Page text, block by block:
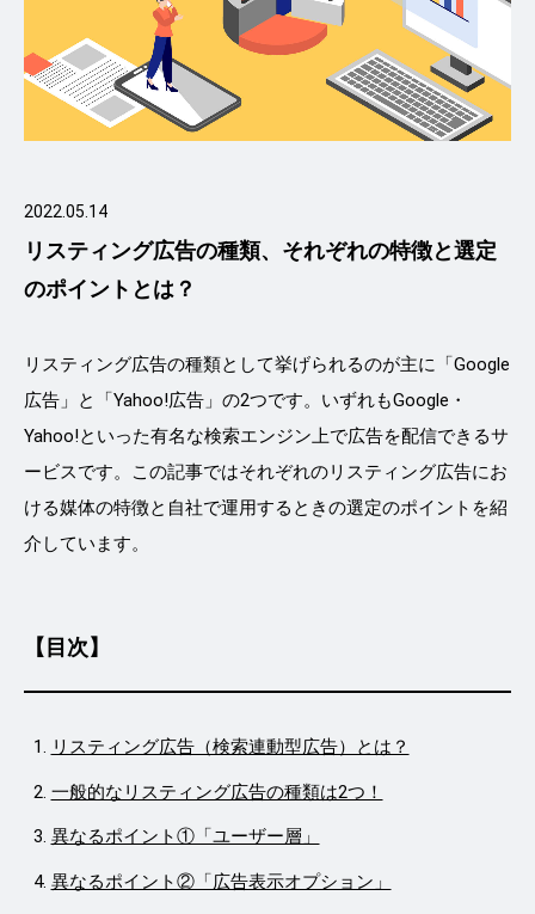
2022.05.14
リスティング広告の種類、それぞれの特徴と選定
のポイントとは？
リスティング広告の種類として挙げられるのが主に「Google
広告」と「Yahoo!広告」の2つです。いずれもGoogle・
Yahoo!といった有名な検索エンジン上で広告を配信できるサ
ービスです。この記事ではそれぞれのリスティング広告にお
ける媒体の特徴と自社で運用するときの選定のポイントを紹
介しています。
【目次】
リスティング広告（検索連動型広告）とは？
一般的なリスティング広告の種類は2つ！
異なるポイント①「ユーザー層」
異なるポイント②「広告表示オプション」